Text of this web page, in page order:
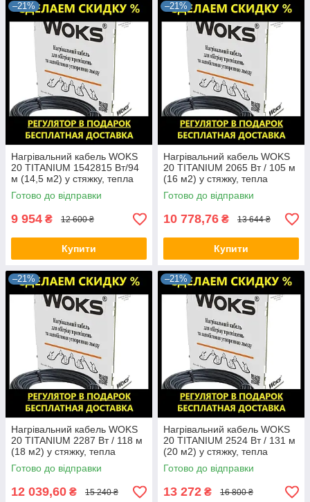
–21%
Нагрівальний кабель WOKS
20 TITANIUM 1542815 Вт/94
м (14,5 м2) у стяжку, тепла
підлога електрична Вокс
Готово до відправки
9 954 ₴ 12 600 ₴
Купити
–21%
Нагрівальний кабель WOKS
20 TITANIUM 2065 Вт / 105 м
(16 м2) у стяжку, тепла
підлога електрична Вокс
Готово до відправки
10 778,76 ₴ 13 644 ₴
Купити
–21%
Нагрівальний кабель WOKS
20 TITANIUM 2287 Вт / 118 м
(18 м2) у стяжку, тепла
підлога електрична Вокс
Готово до відправки
12 039,60 ₴ 15 240 ₴
–21%
Нагрівальний кабель WOKS
20 TITANIUM 2524 Вт / 131 м
(20 м2) у стяжку, тепла
підлога електрична Вокс
Готово до відправки
13 272 ₴ 16 800 ₴